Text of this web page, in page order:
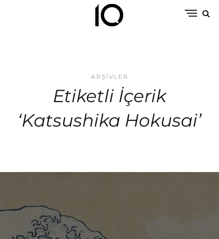
ARŞIVLER
Etiketli İçerik
‘Katsushika Hokusai’